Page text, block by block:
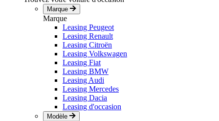
Marque
Marque
Leasing Peugeot
Leasing Renault
Leasing Citroën
Leasing Volkswagen
Leasing Fiat
Leasing BMW
Leasing Audi
Leasing Mercedes
Leasing Dacia
Leasing d'occasion
Modèle